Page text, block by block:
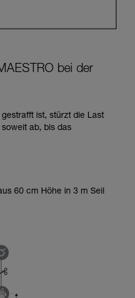
bei der
ist, stürzt die Last
ab, bis das
60 cm Höhe in 3 m Seil